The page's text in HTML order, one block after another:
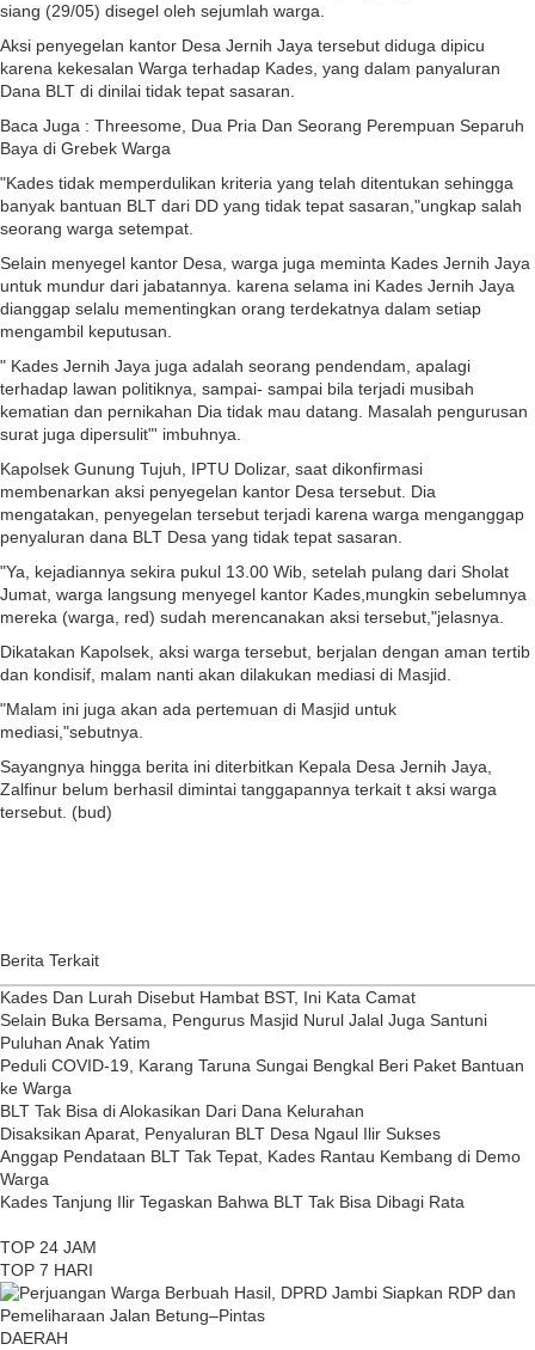
siang (29/05) disegel oleh sejumlah warga.
Aksi penyegelan kantor Desa Jernih Jaya tersebut diduga dipicu
karena kekesalan Warga terhadap Kades, yang dalam panyaluran
Dana BLT di dinilai tidak tepat sasaran.
Baca Juga : Threesome, Dua Pria Dan Seorang Perempuan Separuh
Baya di Grebek Warga
"Kades tidak memperdulikan kriteria yang telah ditentukan sehingga
banyak bantuan BLT dari DD yang tidak tepat sasaran,"ungkap salah
seorang warga setempat.
Selain menyegel kantor Desa, warga juga meminta Kades Jernih Jaya
untuk mundur dari jabatannya. karena selama ini Kades Jernih Jaya
dianggap selalu mementingkan orang terdekatnya dalam setiap
mengambil keputusan.
" Kades Jernih Jaya juga adalah seorang pendendam, apalagi
terhadap lawan politiknya, sampai- sampai bila terjadi musibah
kematian dan pernikahan Dia tidak mau datang. Masalah pengurusan
surat juga dipersulit"' imbuhnya.
Kapolsek Gunung Tujuh, IPTU Dolizar, saat dikonfirmasi
membenarkan aksi penyegelan kantor Desa tersebut. Dia
mengatakan, penyegelan tersebut terjadi karena warga menganggap
penyaluran dana BLT Desa yang tidak tepat sasaran.
"Ya, kejadiannya sekira pukul 13.00 Wib, setelah pulang dari Sholat
Jumat, warga langsung menyegel kantor Kades,mungkin sebelumnya
mereka (warga, red) sudah merencanakan aksi tersebut,"jelasnya.
Dikatakan Kapolsek, aksi warga tersebut, berjalan dengan aman tertib
dan kondisif, malam nanti akan dilakukan mediasi di Masjid.
"Malam ini juga akan ada pertemuan di Masjid untuk
mediasi,"sebutnya.
Sayangnya hingga berita ini diterbitkan Kepala Desa Jernih Jaya,
Zalfinur belum berhasil dimintai tanggapannya terkait t aksi warga
tersebut. (bud)
Berita Terkait
Kades Dan Lurah Disebut Hambat BST, Ini Kata Camat
Selain Buka Bersama, Pengurus Masjid Nurul Jalal Juga Santuni
Puluhan Anak Yatim
Peduli COVID-19, Karang Taruna Sungai Bengkal Beri Paket Bantuan
ke Warga
BLT Tak Bisa di Alokasikan Dari Dana Kelurahan
Disaksikan Aparat, Penyaluran BLT Desa Ngaul Ilir Sukses
Anggap Pendataan BLT Tak Tepat, Kades Rantau Kembang di Demo
Warga
Kades Tanjung Ilir Tegaskan Bahwa BLT Tak Bisa Dibagi Rata
TOP 24 JAM
TOP 7 HARI
DAERAH